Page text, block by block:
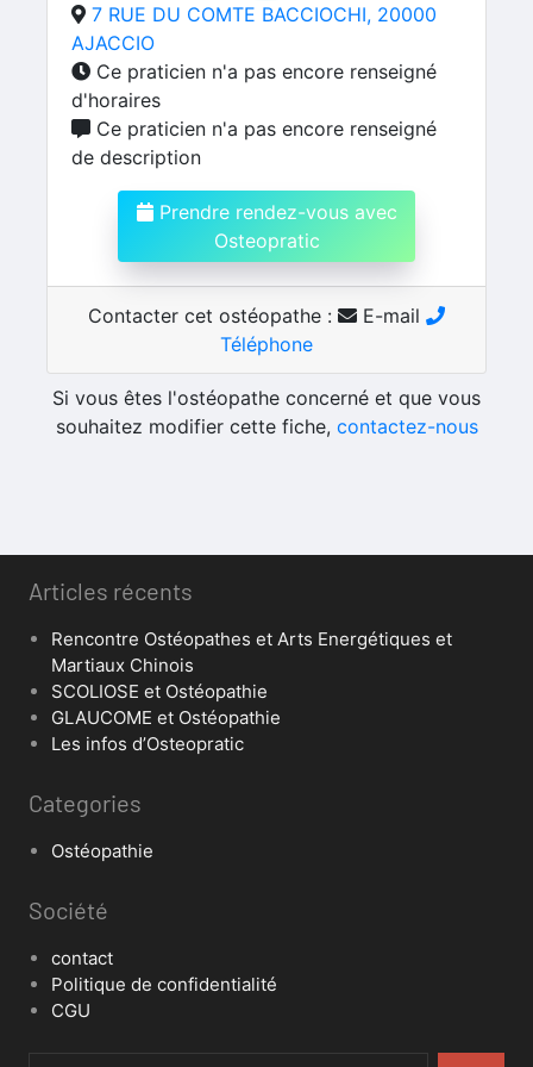
7 RUE DU COMTE BACCIOCHI, 20000
AJACCIO
Ce praticien n'a pas encore renseigné
d'horaires
Ce praticien n'a pas encore renseigné
de description
Prendre rendez-vous avec
Osteopratic
Contacter cet ostéopathe :
E-mail
Téléphone
Si vous êtes l'ostéopathe concerné et que vous
souhaitez modifier cette fiche, contactez-nous
Articles récents
Rencontre Ostéopathes et Arts Energétiques et
Martiaux Chinois
SCOLIOSE et Ostéopathie
GLAUCOME et Ostéopathie
Les infos d’Osteopratic
Categories
Ostéopathie
Société
contact
Politique de confidentialité
CGU